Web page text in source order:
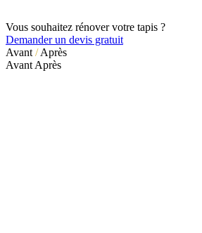
Vous souhaitez rénover votre tapis ?
Demander un devis gratuit
Avant /Après
Avant Après